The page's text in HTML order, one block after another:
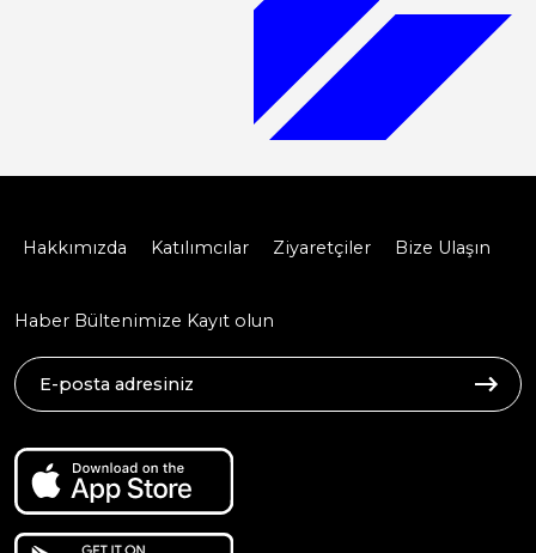
Hakkımızda Katılımcılar Ziyaretçiler Bize Ulaşın
Haber Bültenimize Kayıt olun